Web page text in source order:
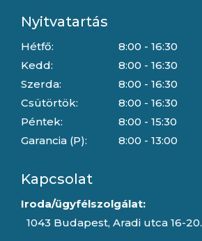
Nyitvatartás
Hétfő:
Kedd:
Szerda:
Csütörtök:
Péntek:
Garancia (P):
8:00 - 16:30
8:00 - 16:30
8:00 - 16:30
8:00 - 16:30
8:00 - 15:30
8:00 - 13:00
Kapcsolat
Iroda/ügyfélszolgálat:
1043 Budapest, Aradi utca 16-20.